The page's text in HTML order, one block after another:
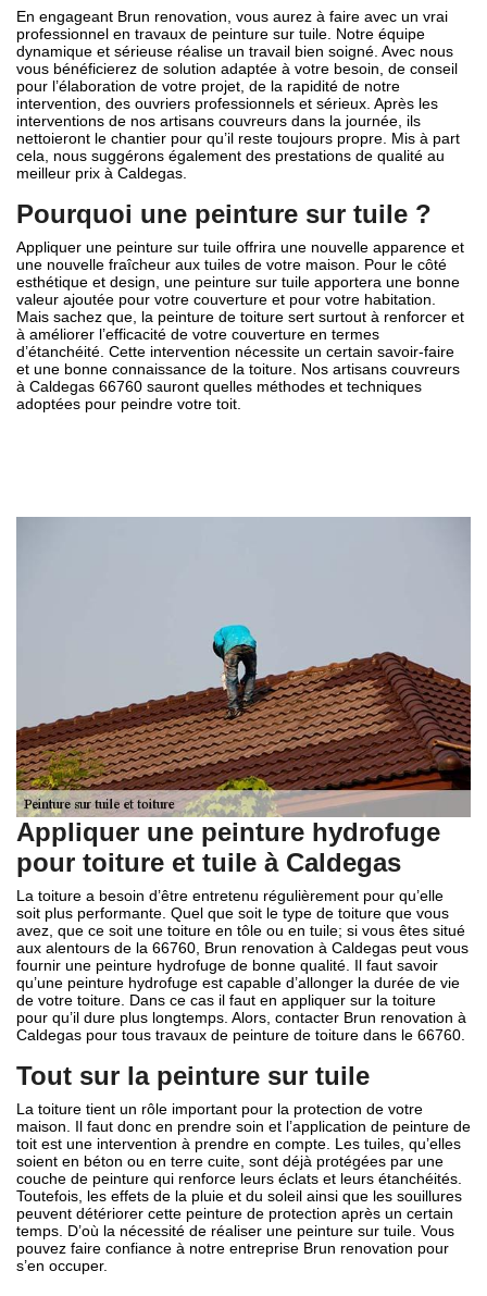
En engageant Brun renovation, vous aurez à faire avec un vrai
professionnel en travaux de peinture sur tuile. Notre équipe
dynamique et sérieuse réalise un travail bien soigné. Avec nous
vous bénéficierez de solution adaptée à votre besoin, de conseil
pour l’élaboration de votre projet, de la rapidité de notre
intervention, des ouvriers professionnels et sérieux. Après les
interventions de nos artisans couvreurs dans la journée, ils
nettoieront le chantier pour qu’il reste toujours propre. Mis à part
cela, nous suggérons également des prestations de qualité au
meilleur prix à Caldegas.
Pourquoi une peinture sur tuile ?
Appliquer une peinture sur tuile offrira une nouvelle apparence et
une nouvelle fraîcheur aux tuiles de votre maison. Pour le côté
esthétique et design, une peinture sur tuile apportera une bonne
valeur ajoutée pour votre couverture et pour votre habitation.
Mais sachez que, la peinture de toiture sert surtout à renforcer et
à améliorer l’efficacité de votre couverture en termes
d’étanchéité. Cette intervention nécessite un certain savoir-faire
et une bonne connaissance de la toiture. Nos artisans couvreurs
à Caldegas 66760 sauront quelles méthodes et techniques
adoptées pour peindre votre toit.
Appliquer une peinture hydrofuge
pour toiture et tuile à Caldegas
La toiture a besoin d’être entretenu régulièrement pour qu’elle
soit plus performante. Quel que soit le type de toiture que vous
avez, que ce soit une toiture en tôle ou en tuile; si vous êtes situé
aux alentours de la 66760, Brun renovation à Caldegas peut vous
fournir une peinture hydrofuge de bonne qualité. Il faut savoir
qu’une peinture hydrofuge est capable d’allonger la durée de vie
de votre toiture. Dans ce cas il faut en appliquer sur la toiture
pour qu’il dure plus longtemps. Alors, contacter Brun renovation à
Caldegas pour tous travaux de peinture de toiture dans le 66760.
Tout sur la peinture sur tuile
La toiture tient un rôle important pour la protection de votre
maison. Il faut donc en prendre soin et l’application de peinture de
toit est une intervention à prendre en compte. Les tuiles, qu’elles
soient en béton ou en terre cuite, sont déjà protégées par une
couche de peinture qui renforce leurs éclats et leurs étanchéités.
Toutefois, les effets de la pluie et du soleil ainsi que les souillures
peuvent détériorer cette peinture de protection après un certain
temps. D’où la nécessité de réaliser une peinture sur tuile. Vous
pouvez faire confiance à notre entreprise Brun renovation pour
s’en occuper.